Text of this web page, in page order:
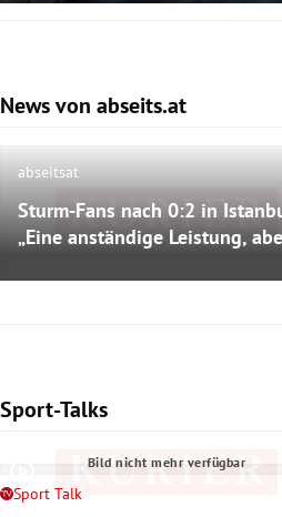
News von abseits.at
Slide 1 von 9
Bild nicht mehr verfügbar
abseitsat
Sturm-Fans nach 0:2 in
„Eine anständige Leistung,
Sport-Talks
Slide 1 von 6
Bild nicht mehr verfügbar
Sport Talk